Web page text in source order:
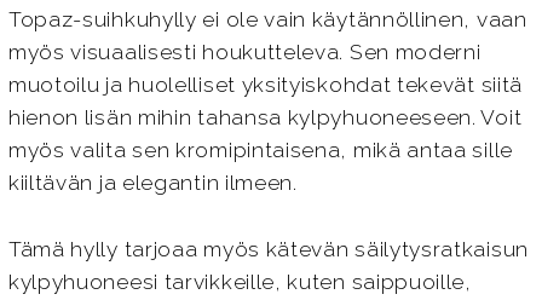
Topaz-suihkuhylly ei ole vain käytännöllinen, vaan
myös visuaalisesti houkutteleva. Sen moderni
muotoilu ja huolelliset yksityiskohdat tekevät siitä
hienon lisän mihin tahansa kylpyhuoneeseen. Voit
myös valita sen kromipintaisena, mikä antaa sille
kiiltävän ja elegantin ilmeen.
Tämä hylly tarjoaa myös kätevän säilytysratkaisun
kylpyhuoneesi tarvikkeille, kuten saippuoille,